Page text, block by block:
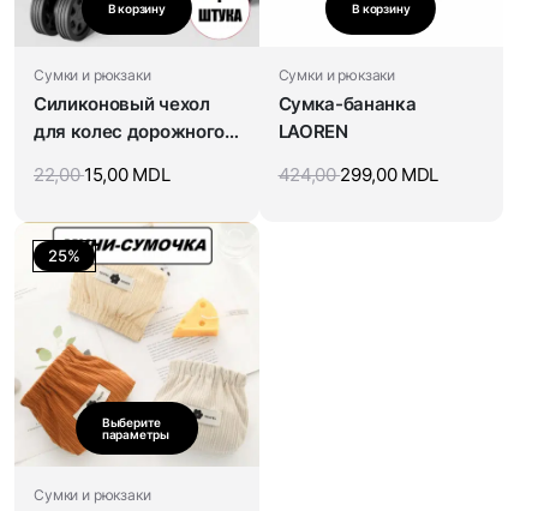
В корзину
Сумки и рюкзаки
Силиконовый чехол
для колес дорожного
22,0015,00 MDL
В корзину
Сумки и рюкзаки
Сумка-бананка
LAOREN
424,00299,00 MDL
25%
Выберите
параметры
Сумки и рюкзаки